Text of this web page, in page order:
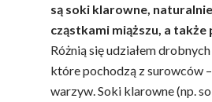
są soki klarowne,
cząstkami miąższu, a
Różnią się udziałem
które pochodzą z surowców
warzyw. Soki klarowne (np.